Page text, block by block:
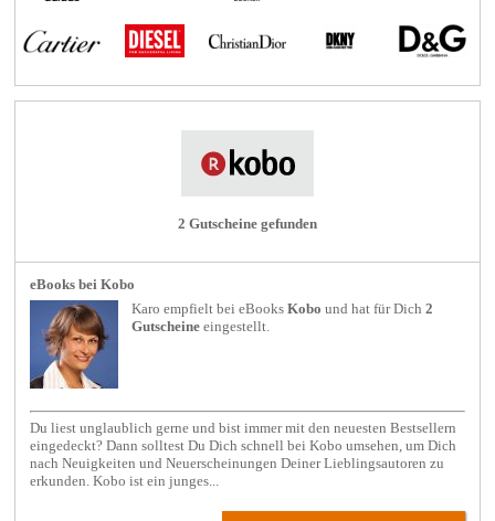
2 Gutscheine gefunden
eBooks bei Kobo
Karo empfielt beieBooks Kobo und hat für Dich2
Gutscheine eingestellt.
Du liest unglaublich gerne und bist immer mit den neuesten Bestsellern
eingedeckt? Dann solltest Du Dich schnell bei Kobo umsehen, um Dich
nach Neuigkeiten und Neuerscheinungen Deiner Lieblingsautoren zu
erkunden. Kobo ist ein junges...